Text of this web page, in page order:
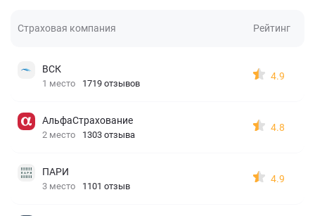
Страховая компания Рейтинг
ВСК
1 место 1719 отзывов
4.9
АльфаСтрахование
2 место 1303 отзыва
4.8
ПАРИ
3 место 1101 отзыв
4.9